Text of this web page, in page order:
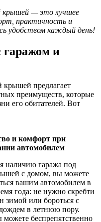
крышей — это лучшее
практичность и
удобством каждый день!
гаражом и
крышей предлагает
преимуществ, которые
его обитателей. Вот
и комфорт при
автомобилем
наличию гаража под
с домом, вы можете
вашим автомобилем в
года: не нужно скребти
зимой или бороться с
в летнюю пору.
беспрепятственно